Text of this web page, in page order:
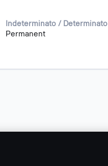
Indeterminato / Determinato
Permanent